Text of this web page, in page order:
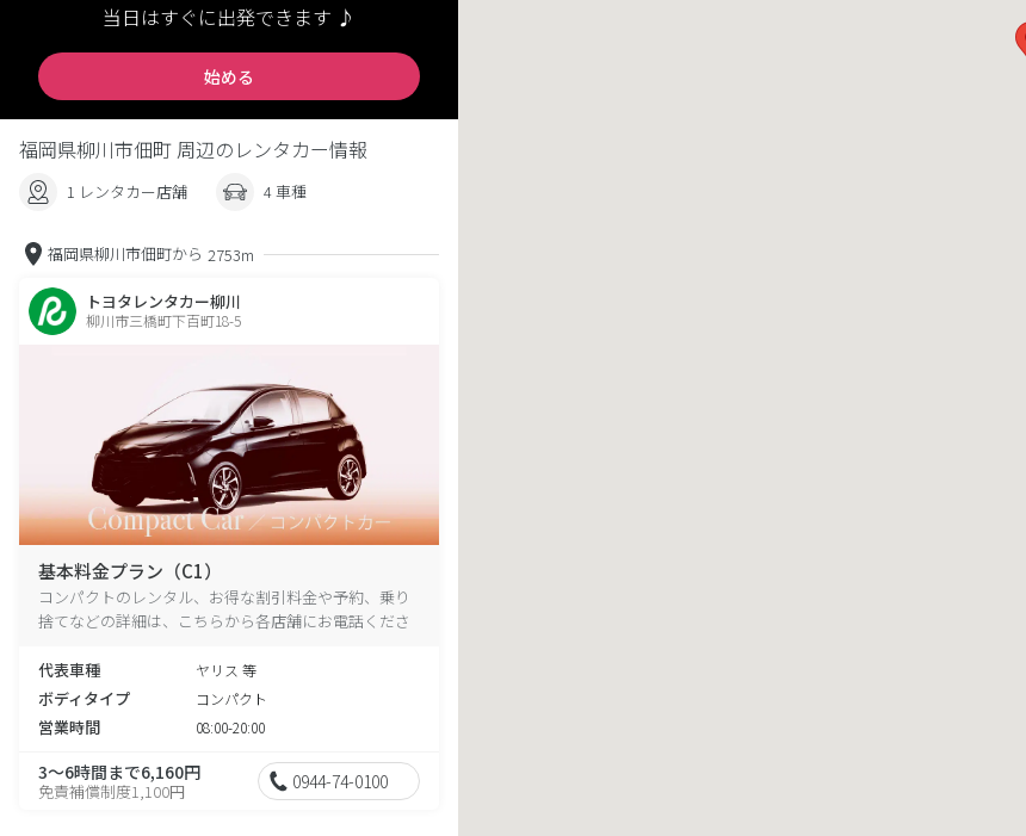
当日はすぐに出発できます ♪
始める
福岡県柳川市佃町 周辺のレンタカー情報
1 レンタカー店舗 4 車種
福岡県柳川市佃町から 2753m
トヨタレンタカー柳川
柳川市三橋町下百町18-5
基本料金プラン（C1）
コンパクトのレンタル、お得な割引料金や予約、乗り
捨てなどの詳細は、こちらから各店舗にお電話くださ
代表車種
ヤリス 等
ボディタイプ コンパクト
営業時間 08:00-20:00
3～6時間まで6,160円
免責補償制度1,100円 0944-74-0100